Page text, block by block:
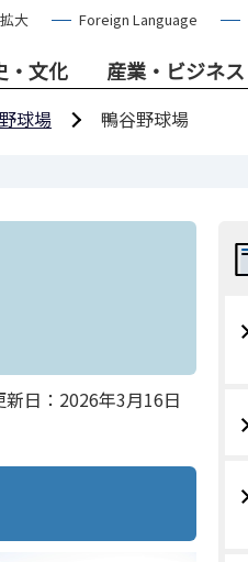
大 Foreign Language
・文化 産業・ビジネス
野球場 鴨谷野球場
新日：2026年3月16日